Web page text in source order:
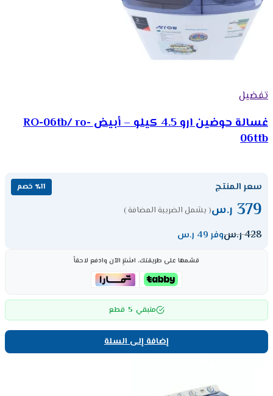
تفضيل
غسالة حوضين ارو 4.5 كيلو – أبيض RO-06tb/ ro-
06ttb
سعر المنتج ٪11 خصم
379 ر.س( يشمل الضريبة المضافة )
428ر.سوفر 49 ر.س
قسّمها على طريقتك، اشترِ الآن وادفع لاحقاً
متبقي 5 قطع
إضافة إلى السلة